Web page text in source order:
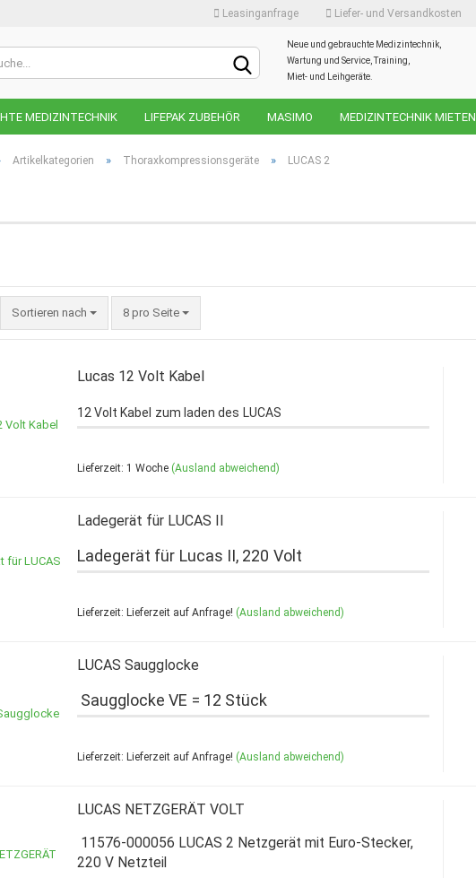
Leasinganfrage Liefer- und Versandkosten
Sprache auswählen
Währung auswählen
Passwort vergessen?
Neue und gebrauchte Medizintechnik,
Wartung und Service, Training,
Miet- und Leihgeräte.
MEDIZINTECHNIK LIFEPAK ZUBEHÖR MASIMO MEDIZINTECHNIK MIETEN
Artikelkategorien » Thoraxkompressionsgeräte » LUCAS 2
Sortieren nach 8 pro Seite
Lucas 12 Volt Kabel
12 Volt Kabel zum laden des LUCAS
Lieferzeit: 1 Woche (Ausland abweichend)
Ladegerät für LUCAS II
Ladegerät für Lucas II, 220 Volt
Lieferzeit: Lieferzeit auf Anfrage! (Ausland abweichend)
LUCAS Saugglocke
Saugglocke VE = 12 Stück
Lieferzeit: Lieferzeit auf Anfrage! (Ausland abweichend)
LUCAS NETZGERÄT VOLT
11576-000056 LUCAS 2 Netzgerät mit Euro-Stecker,
220 V Netzteil